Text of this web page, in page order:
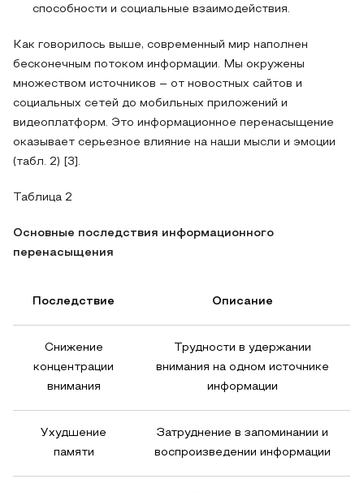
способности и социальные взаимодействия.
Как говорилось выше, современный мир наполнен
бесконечным потоком информации. Мы окружены
множеством источников – от новостных сайтов и
социальных сетей до мобильных приложений и
видеоплатформ. Это информационное перенасыщение
оказывает серьезное влияние на наши мысли и эмоции
(табл. 2) [3].
Таблица 2
Основные последствия информационного
перенасыщения
Последствие Описание
Снижение
концентрации
внимания
Трудности в удержании
внимания на одном источнике
информации
Ухудшение
памяти
Затруднение в запоминании и
воспроизведении информации